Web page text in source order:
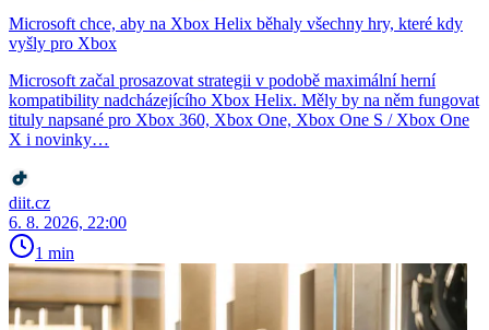
Microsoft chce, aby na Xbox Helix běhaly všechny hry, které kdy
vyšly pro Xbox
Microsoft začal prosazovat strategii v podobě maximální herní
kompatibility nadcházejícího Xbox Helix. Měly by na něm fungovat
tituly napsané pro Xbox 360, Xbox One, Xbox One S / Xbox One
X i novinky…
diit.cz
6. 8. 2026, 22:00
1 min